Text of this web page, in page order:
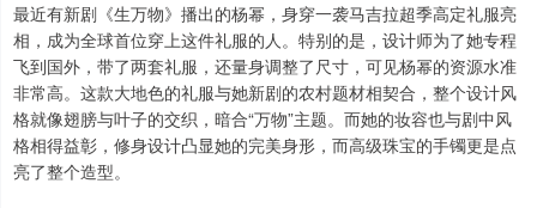
最近有新剧《生万物》播出的杨幂，身穿一袭马吉拉超季高定礼服亮
相，成为全球首位穿上这件礼服的人。特别的是，设计师为了她专程
飞到国外，带了两套礼服，还量身调整了尺寸，可见杨幂的资源水准
非常高。这款大地色的礼服与她新剧的农村题材相契合，整个设计风
格就像翅膀与叶子的交织，暗合“万物”主题。而她的妆容也与剧中风
格相得益彰，修身设计凸显她的完美身形，而高级珠宝的手镯更是点
亮了整个造型。